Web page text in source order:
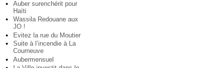
Auber surenchérit pour
Haïti
Wassila Redouane aux
JO !
Evitez la rue du Moutier
Suite à l’incendie à La
Courneuve
Aubermensuel